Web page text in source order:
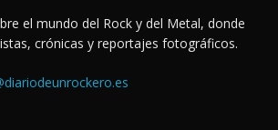
el mundo del Rock y del Metal, donde
crónicas y reportajes fotográficos.